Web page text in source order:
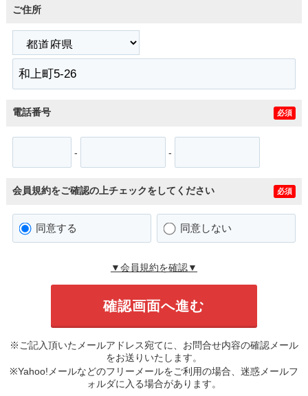
ご住所
電話番号 必須
- -
会員規約をご確認の上チェックをしてください 必須
同意する 同意しない
▼会員規約を確認▼
※ご記入頂いたメールアドレス宛てに、お問合せ内容の確認メール
をお送りいたします。
※Yahoo!メールなどのフリーメールをご利用の場合、迷惑メールフ
ォルダに入る場合があります。